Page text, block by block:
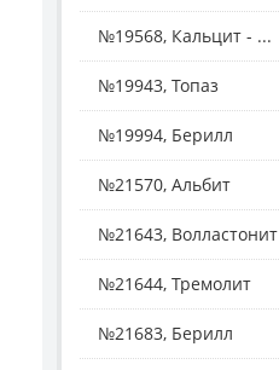
№19568, Кальцит - ...
№19943, Топаз
№19994, Берилл
№21570, Альбит
№21643, Волластонит
№21644, Тремолит
№21683, Берилл